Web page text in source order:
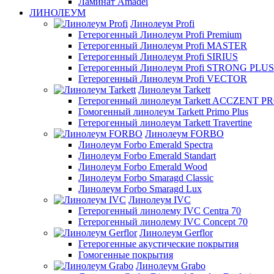
ЛИНОЛЕУМ
Линолеум Profi
Гетерогенный Линолеум Profi Premium
Гетерогенный Линолеум Profi MASTER
Гетерогенный Линолеум Profi SIRIUS
Гетерогенный Линолеум Profi STRONG PLUS
Гетерогенный Линолеум Profi VECTOR
Линолеум Tarkett
Гетерогенный линолеум Tarkett ACCZENT
Гомогенный линолеум Tarkett Primo Plus
Гетерогенный линолеум Tarkett Travertine
Линолеум FORBO
Линолеум Forbo Emerald Spectra
Линолеум Forbo Emerald Standart
Линолеум Forbo Emerald Wood
Линолеум Forbo Smaragd Classic
Линолеум Forbo Smaragd Lux
Линолеум IVC
Гетерогенный линолему IVC Centra 70
Гетерогенный линолему IVC Concept 70
Линолеум Gerflor
Гетерогенные акустические покрытия
Гомогенные покрытия
Линолеум Grabo